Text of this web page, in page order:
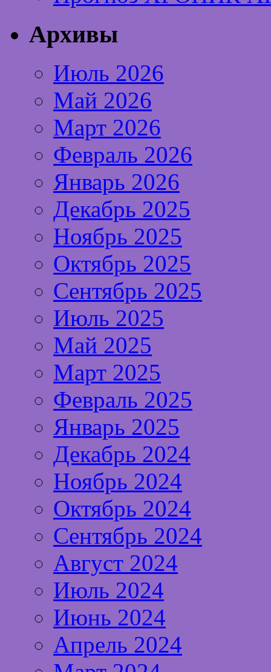
Архивы
Июль 2026
Май 2026
Март 2026
Февраль 2026
Январь 2026
Декабрь 2025
Ноябрь 2025
Октябрь 2025
Сентябрь 2025
Июль 2025
Май 2025
Март 2025
Февраль 2025
Январь 2025
Декабрь 2024
Ноябрь 2024
Октябрь 2024
Сентябрь 2024
Август 2024
Июль 2024
Июнь 2024
Апрель 2024